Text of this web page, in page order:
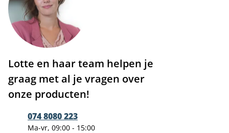
Lotte en haar team helpen je
graag met al je vragen over
onze producten!
074 8080 223
Ma-vr, 09:00 - 15:00